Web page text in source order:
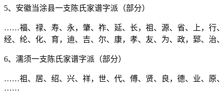
5、安徽当涂县一支陈氏家谱字派（部分）
……福、禄、寿、永，肇、祚、延、长，祖、源、省、上，行
经、纶、化、育，迪、吉、尔、康，孝、友、为、政，郅、
6、濡须一支陈氏家谱字派（部分）
……祖、居、绍、兴、祥，世、代、傅、贤、良，德、业、原
……